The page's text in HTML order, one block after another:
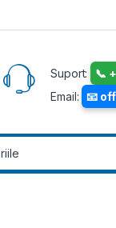
Suport:
📞
Email:
📧